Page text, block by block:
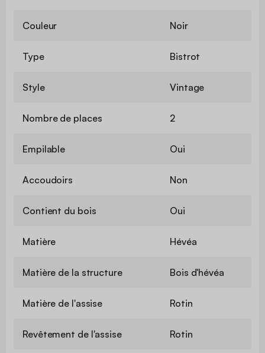
Couleur Noir
Type Bistrot
Style Vintage
Nombre de places 2
Empilable Oui
Accoudoirs Non
Contient du bois Oui
Matière Hévéa
Matière de la structure Bois d'hévéa
Matière de l'assise Rotin
Revêtement de l'assise Rotin